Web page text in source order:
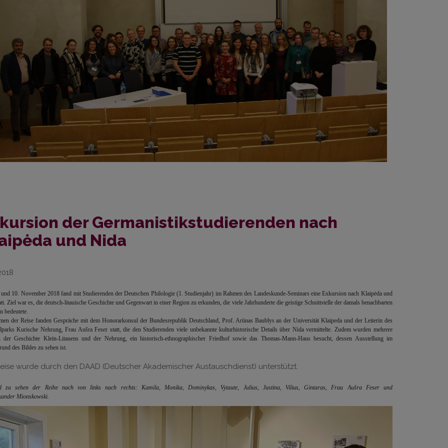
der Germanistikstudierenden nach
und Nida
10. November 2018 fand mit Studierenden der Deutschen Philologie (1. Studienjahr) im Rahmen des Landeskunde-Seminars eine Exkursion nach Klaipėda und
Ziel war es, die deutsch-litauische Geschichte und Gegenwart in einer Region zu erkunden, die viele Jahrhunderte die geistige Schnittstelle der damals benachbarten
bedeutete.
der Reise fanden Gespräche mit dem Honorarkonsul der Bundesrepublik Deutschland, Prof. Arūnas Baublys an der Universität Klaipeda und der Leiterin des
Kurische Nehrung, Frau Aušra Feser statt, die den Studierenden viele unbekannte kulturhistorische Details über Nida vermittelte. Zudem wurden mehrere
der Geschichte Klein-Litauens und der Nehrung, ein historisch-ethnographischer Friedhof sowie das Thomas-Mann-Haus besucht, dessen Ausstellung im
des Bildes zu sehen ist.
wurde durch den DAAD (Deutscher Akademischer Austauschdienst) unterstützt.
zu sehen der Reihe nach von links nach rechts: Kamila, Monika, Dominykas, Vytaute, Julius, Justina, Vilius, Gintaras, Frau Aušra Feser und
Mionskowski.